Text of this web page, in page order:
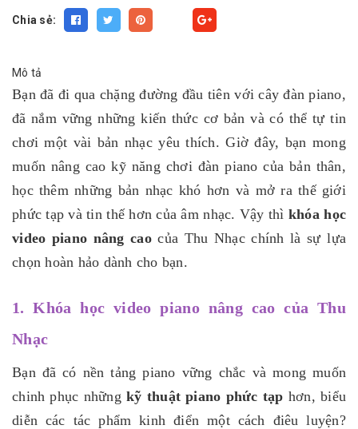
Chia sẻ:
Mô tả
Bạn đã đi qua chặng đường đầu tiên với cây đàn piano,
đã nắm vững những kiến thức cơ bản và có thể tự tin
chơi một vài bản nhạc yêu thích. Giờ đây, bạn mong
muốn nâng cao kỹ năng chơi đàn piano của bản thân,
học thêm những bản nhạc khó hơn và mở ra thế giới
phức tạp và tin thế hơn của âm nhạc. Vậy thì khóa học
video piano nâng caocủa Thu Nhạc chính là sự lựa
chọn hoàn hảo dành cho bạn.
1. Khóa học video piano nâng cao của Thu
Nhạc
Bạn đã có nền tảng piano vững chắc và mong muốn
chinh phục nhữngkỹ thuật piano phức tạp hơn, biểu
diễn các tác phẩm kinh điển một cách điêu luyện?